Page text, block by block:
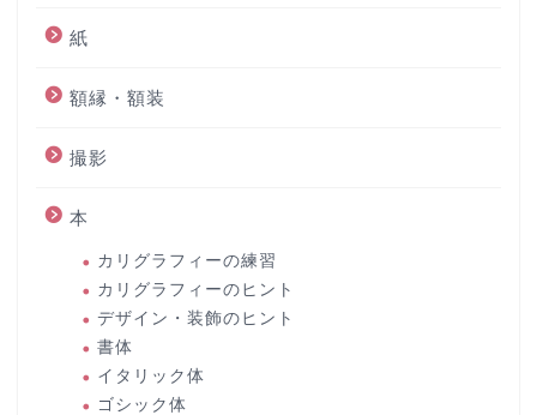
紙
額縁・額装
撮影
本
カリグラフィーの練習
カリグラフィーのヒント
デザイン・装飾のヒント
書体
イタリック体
ゴシック体